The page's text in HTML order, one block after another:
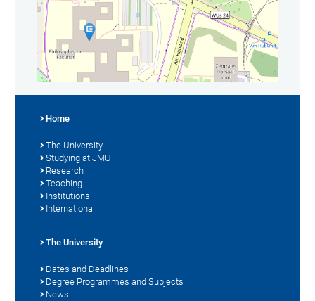
Home
The University
Studying at JMU
Research
Teaching
Institutions
International
The University
Dates and Deadlines
Degree Programmes and Subjects
News